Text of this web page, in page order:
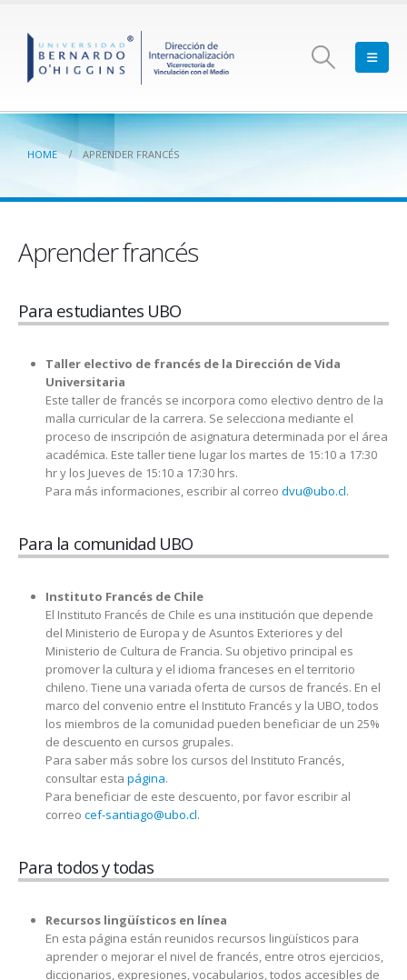
HOME APRENDER FRANCÉS
Aprender francés
Para estudiantes UBO
Taller electivo de francés de la Dirección de Vida
Universitaria
Este taller de francés se incorpora como electivo dentro de la
malla curricular de la carrera. Se selecciona mediante el
proceso de inscripción de asignatura determinada por el área
académica. Este taller tiene lugar los martes de 15:10 a 17:30
hr y los Jueves de 15:10 a 17:30 hrs.
Para más informaciones, escribir al correo dvu@ubo.cl.
Para la comunidad UBO
Instituto Francés de Chile
El Instituto Francés de Chile es una institución que depende
del Ministerio de Europa y de Asuntos Exteriores y del
Ministerio de Cultura de Francia. Su objetivo principal es
promover la cultura y el idioma franceses en el territorio
chileno. Tiene una variada oferta de cursos de francés. En el
marco del convenio entre el Instituto Francés y la UBO, todos
los miembros de la comunidad pueden beneficiar de un 25%
de descuento en cursos grupales.
Para saber más sobre los cursos del Instituto Francés,
consultar esta página.
Para beneficiar de este descuento, por favor escribir al
correo cef-santiago@ubo.cl.
Para todos y todas
Recursos lingüísticos en línea
En esta página están reunidos recursos lingüísticos para
aprender o mejorar el nivel de francés, entre otros ejercicios,
diccionarios, expresiones, vocabularios, todos accesibles de